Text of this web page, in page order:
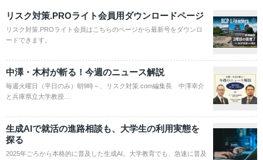
リスク対策.PROライト会員用ダウンロードページ
リスク対策.PROライト会員はこちらのページから最新号をダウンロ
ードできます。
中澤・木村が斬る！今週のニュース解説
毎週火曜日（平日のみ）朝9時～、リスク対策.com編集長 中澤幸介
と兵庫県立大学教授…
生成AIで就活の進路相談も、大学生の利用実態を
探る
2025年ごろから本格的に普及した生成AI。大学教育でも、急速に普及